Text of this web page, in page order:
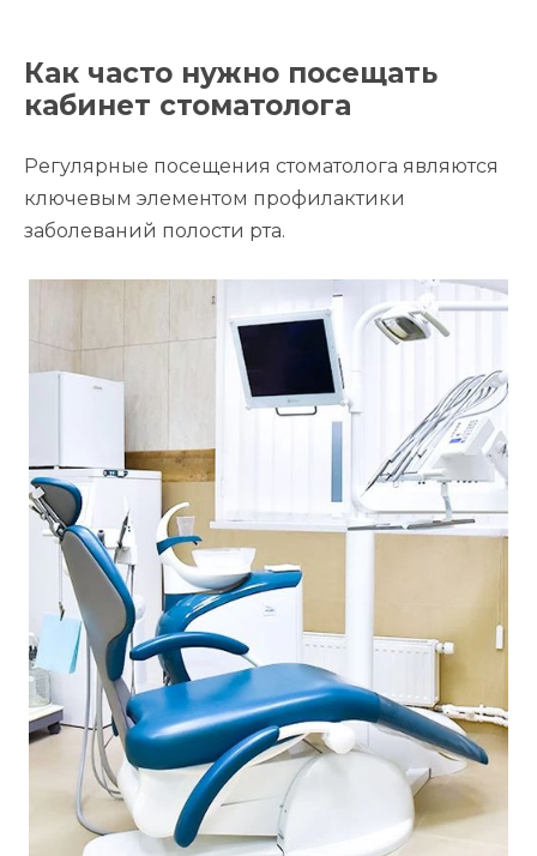
Как часто нужно посещать
кабинет стоматолога
Регулярные посещения стоматолога являются
ключевым элементом профилактики
заболеваний полости рта.